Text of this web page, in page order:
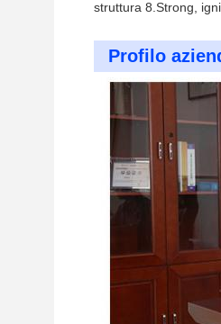
struttura 8.Strong,
Profilo